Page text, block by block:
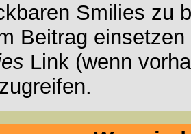
Smilies zu
Beitrag
Link (wenn